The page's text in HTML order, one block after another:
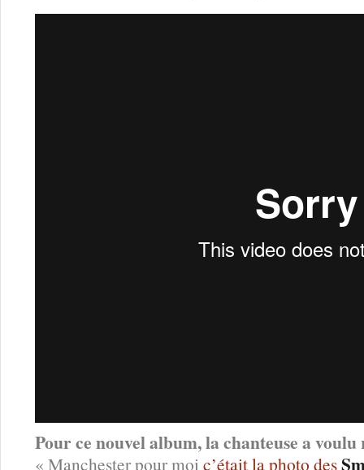
Pour ce nouvel album, la chanteuse a
« Manchester pour moi c’était la photo des